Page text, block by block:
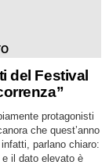
del Festival
protagonisti
che quest’anno
parlano chiaro:
il dato elevato è